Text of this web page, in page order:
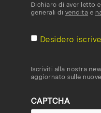
Dichiaro di aver letto
generali di vendita e
Desidero
Iscriviti alla nostra
aggiornato sulle nuove
CAPTCHA